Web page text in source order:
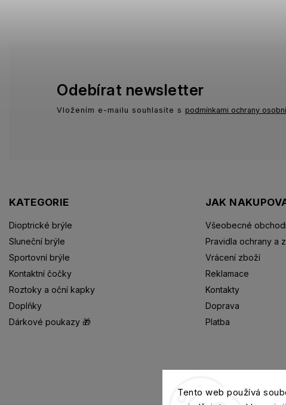
Tento web používá
KATEGORIE
Dioptrické brýle
Sluneční brýle
Sportovní brýle
Kontaktní čočky
Roztoky a oční kapky
Doplňky
Dárkové poukazy 🎁
JAK
Všeobecné
Pravidla ochrany a
Vrácení zboží
Reklamace
Kontakty
Doprava
Platba
Odebírat newsletter
Vložením e-mailu souhlasíte s podmínkami ochrany